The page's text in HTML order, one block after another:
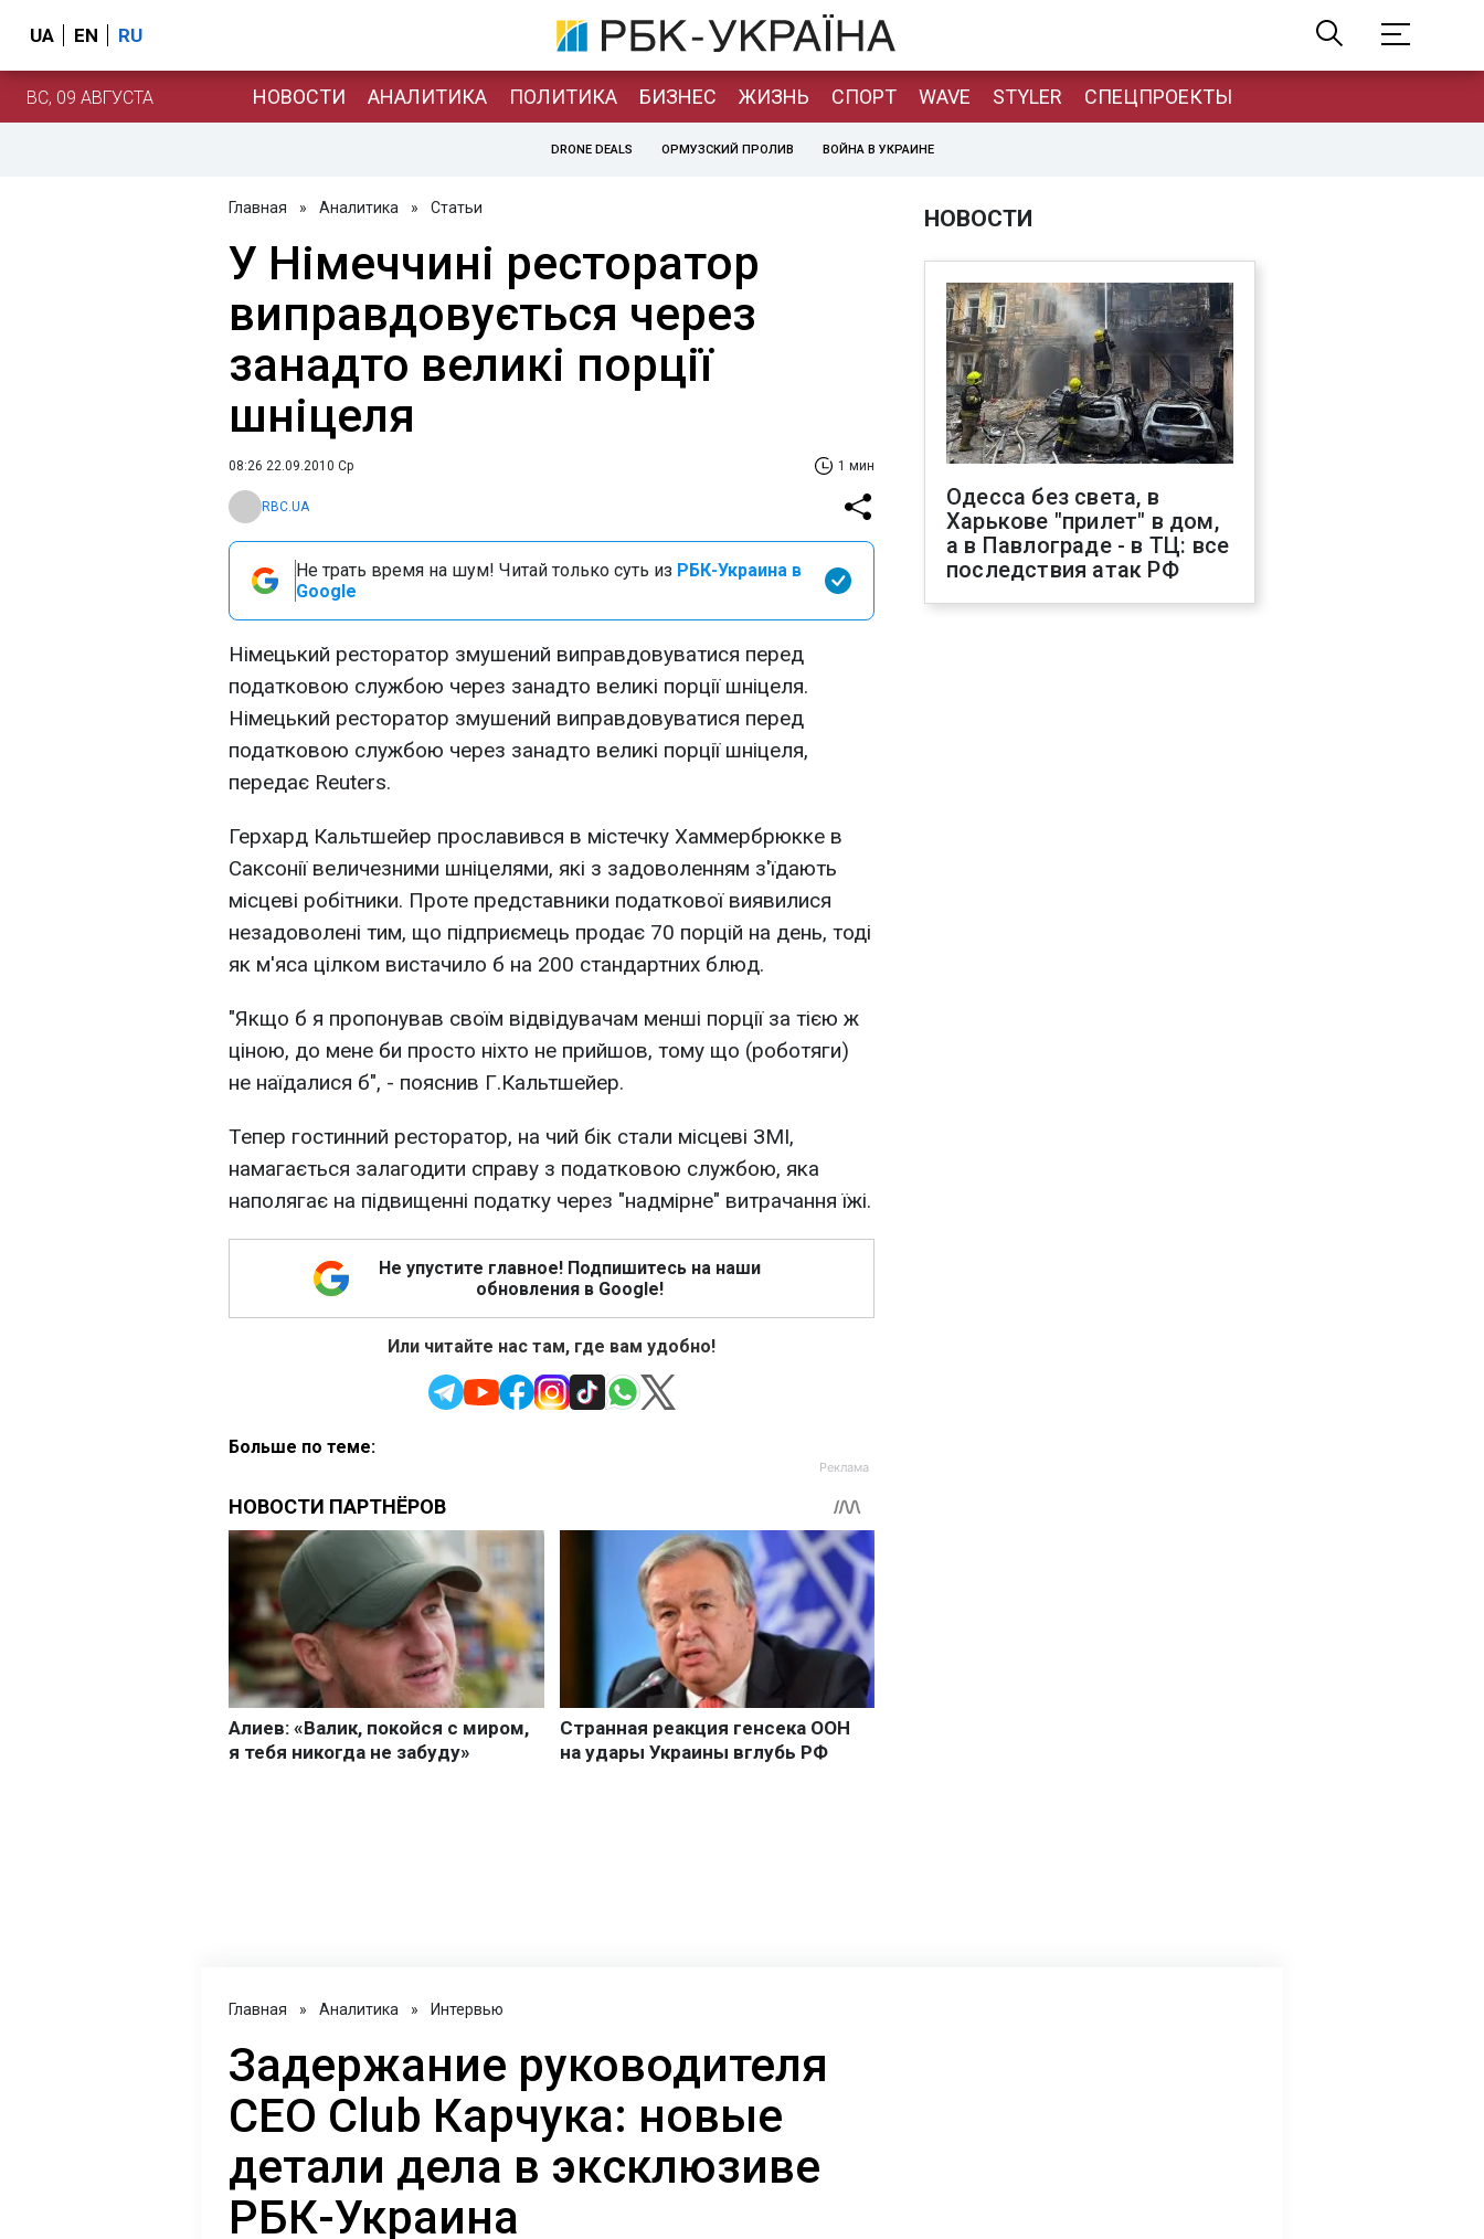
UA EN RU
ВС, 09 АВГУСТА НОВОСТИ АНАЛИТИКА ПОЛИТИКА БИЗНЕС ЖИЗНЬ СПОРТ WAVE STYLER СПЕЦПРОЕКТЫ
DRONE DEALS ОРМУЗСКИЙ ПРОЛИВ ВОЙНА В УКРАИНЕ
Главная » Аналитика » Статьи
У Німеччині ресторатор
виправдовується через
занадто великі порції
шніцеля
08:26 22.09.2010 Ср 1 мин
RBC.UA
Не трать время на шум! Читай только суть из РБК-Украина в
Google
Німецький ресторатор змушений виправдовуватися перед
податковою службою через занадто великі порції шніцеля.
Німецький ресторатор змушений виправдовуватися перед
податковою службою через занадто великі порції шніцеля,
передає Reuters.
Герхард Кальтшейер прославився в містечку Хаммербрюкке в
Саксонії величезними шніцелями, які з задоволенням з'їдають
місцеві робітники. Проте представники податкової виявилися
незадоволені тим, що підприємець продає 70 порцій на день, тоді
як м'яса цілком вистачило б на 200 стандартних блюд.
"Якщо б я пропонував своїм відвідувачам менші порції за тією ж
ціною, до мене би просто ніхто не прийшов, тому що (роботяги)
не наїдалися б", - пояснив Г.Кальтшейер.
Тепер гостинний ресторатор, на чий бік стали місцеві ЗМІ,
намагається залагодити справу з податковою службою, яка
наполягає на підвищенні податку через "надмірне" витрачання їжі.
Не упустите главное! Подпишитесь на наши
обновления в Google!
Или читайте нас там, где вам удобно!
Больше по теме:
НОВОСТИ
Одесса без света, в
Харькове "прилет" в дом,
а в Павлограде - в ТЦ: все
последствия атак РФ
Главная » Аналитика » Интервью
Задержание руководителя
CEO Club Карчука: новые
детали дела в эксклюзиве
РБК-Украина